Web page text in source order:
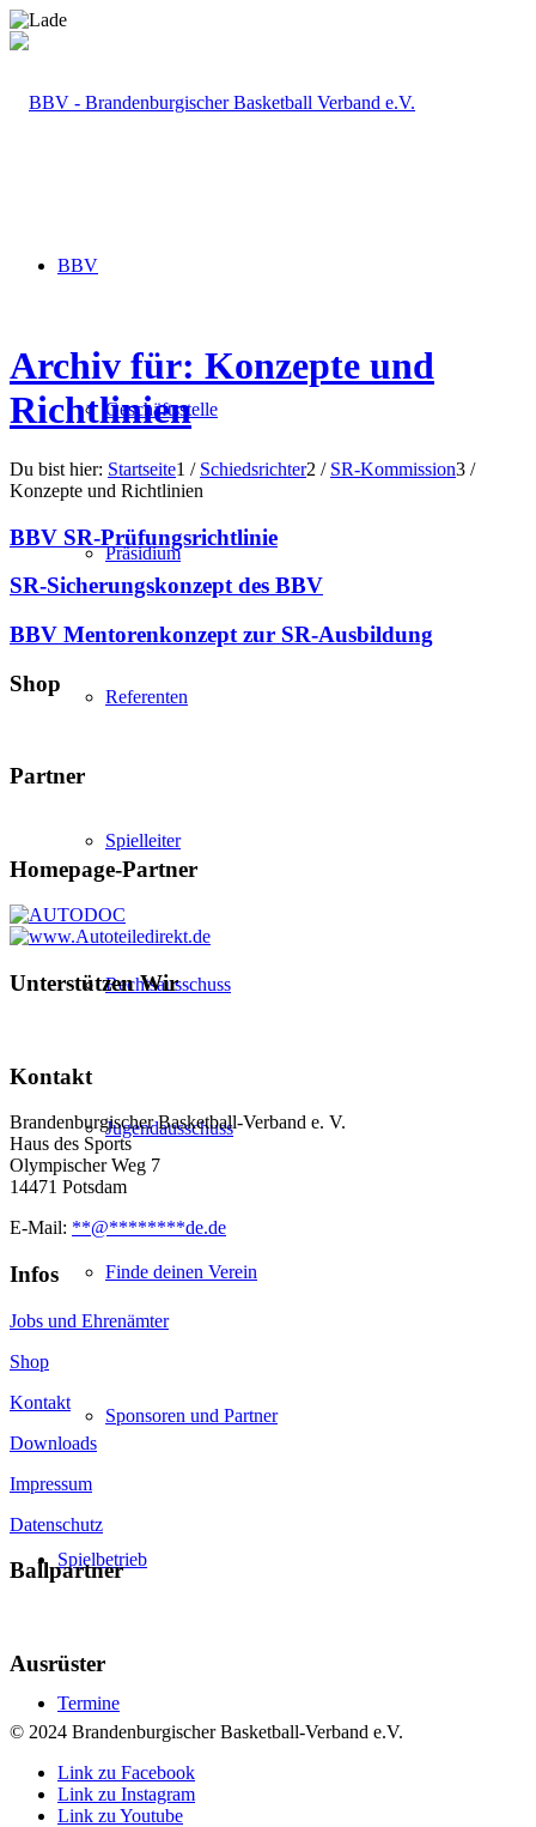
BBV
Geschäftsstelle
Präsidium
Referenten
Spielleiter
Rechtsausschuss
Jugendausschuss
Finde deinen Verein
Sponsoren und Partner
Spielbetrieb
Termine
Archiv für: Konzepte und
Richtlinien
Du bist hier: Startseite1 / Schiedsrichter2 / SR-Kommission3 /
Konzepte und Richtlinien
BBV SR-Prüfungsrichtlinie
SR-Sicherungskonzept des BBV
BBV Mentorenkonzept zur SR-Ausbildung
Shop
Partner
Homepage-Partner
Unterstützen Wir
Kontakt
Brandenburgischer Basketball-Verband e. V.
Haus des Sports
Olympischer Weg 7
14471 Potsdam
E-Mail: **@********de.de
Infos
Jobs und Ehrenämter
Shop
Kontakt
Downloads
Impressum
Datenschutz
Ballpartner
Ausrüster
© 2024 Brandenburgischer Basketball-Verband e.V.
Link zu Facebook
Link zu Instagram
Link zu Youtube